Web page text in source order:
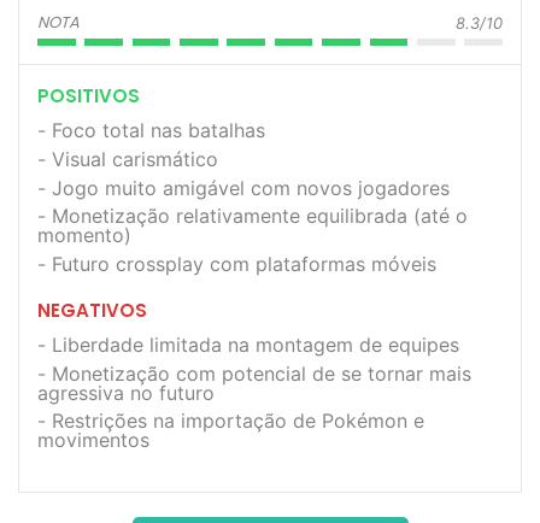
NOTA 8.3/10
POSITIVOS
Foco total nas batalhas
Visual carismático
Jogo muito amigável com novos jogadores
Monetização relativamente equilibrada (até o
momento)
Futuro crossplay com plataformas móveis
NEGATIVOS
Liberdade limitada na montagem de equipes
Monetização com potencial de se tornar mais
agressiva no futuro
Restrições na importação de Pokémon e
movimentos